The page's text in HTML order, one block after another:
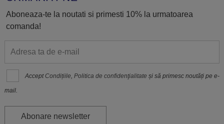
Aboneaza-te la noutati si primesti 10% la urmatoarea
comanda!
Accept Condițiile ,Politica de confidenţialitate și să primesc noutăți pe e-
mail.
Abonare newsletter